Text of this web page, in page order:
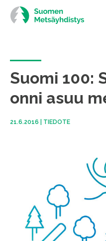
Siirry
suoraan
sisältöön
Suomi 100:
onni asuu
21.6.2016 TIEDOTE